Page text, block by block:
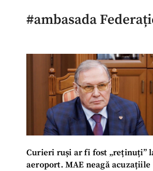
#ambasada
Curieri ruși ar fi fost „reținuți”
aeroport. MAE neagă acuzațiile